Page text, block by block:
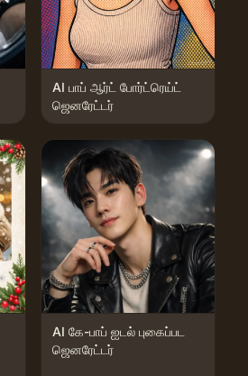
AI பாப் ஆர்ட் போர்ட்ரெய்ட்
ஜெனரேட்டர்
AI கே-பாப் ஐடல் புகைப்பட
ஜெனரேட்டர்